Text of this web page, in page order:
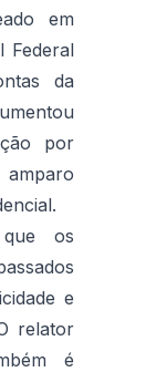
em
Federal
da
por
os
e
relator
é